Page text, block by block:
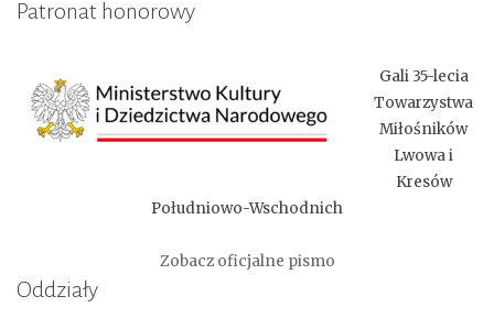
Patronat honorowy
Gali 35-lecia
Towarzystwa
Miłośników
Lwowa i
Kresów
Południowo-Wschodnich
Zobacz oficjalne pismo
Oddziały